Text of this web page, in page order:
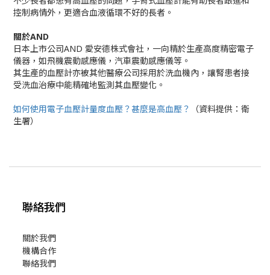
控制病情外，更適合血液循環不好的長者。
關於AND
日本上市公司AND 愛安德株式會社，一向精於生產高度精密電子
儀器，如飛機震動感應儀，汽車震動感應儀等。
其生產的血壓計亦被其他醫療公司採用於洗血機內，讓腎患者接
受洗血治療中能精確地監測其血壓變化。
如何使用電子血壓計量度血壓？甚麼是高血壓？
（資料提供：衛
生署）
聯絡我們
關於我們
機構合作
聯絡我們